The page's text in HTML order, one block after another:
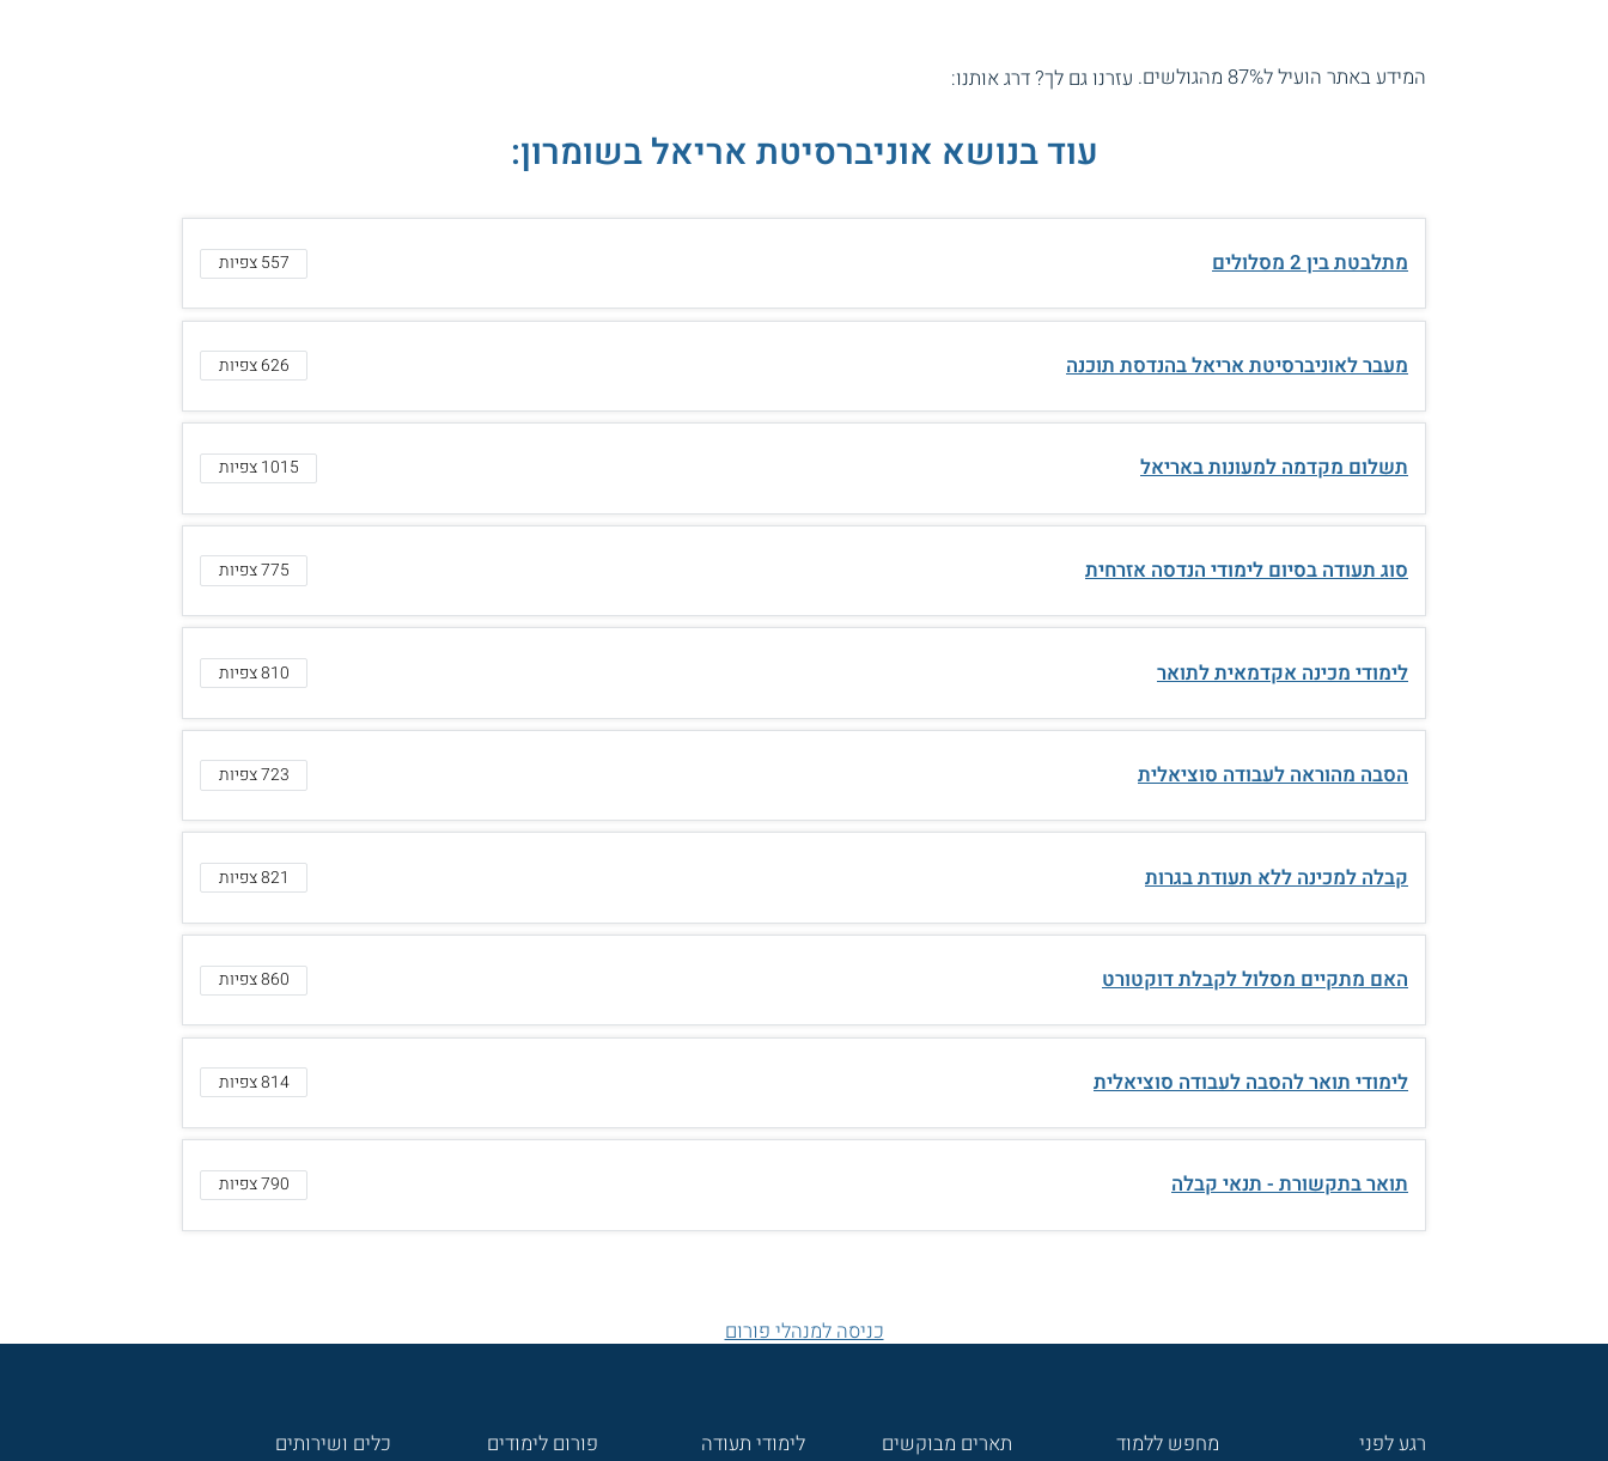
המידע באתר הועיל ל87% מהגולשים. עזרנו גם לך? דרג אותנו:
עוד בנושא אוניברסיטת אריאל בשומרון:
מתלבטת בין 2 מסלולים 557 צפיות
מעבר לאוניברסיטת אריאל בהנדסת תוכנה 626 צפיות
תשלום מקדמה למעונות באריאל 1015 צפיות
סוג תעודה בסיום לימודי הנדסה אזרחית 775 צפיות
לימודי מכינה אקדמאית לתואר 810 צפיות
הסבה מהוראה לעבודה סוציאלית 723 צפיות
קבלה למכינה ללא תעודת בגרות 821 צפיות
האם מתקיים מסלול לקבלת דוקטורט 860 צפיות
לימודי תואר להסבה לעבודה סוציאלית 814 צפיות
תואר בתקשורת - תנאי קבלה 790 צפיות
כניסה למנהלי פורום
רגע לפני מחפש ללמוד תארים מבוקשים לימודי תעודה פורום לימודים כלים ושירותים